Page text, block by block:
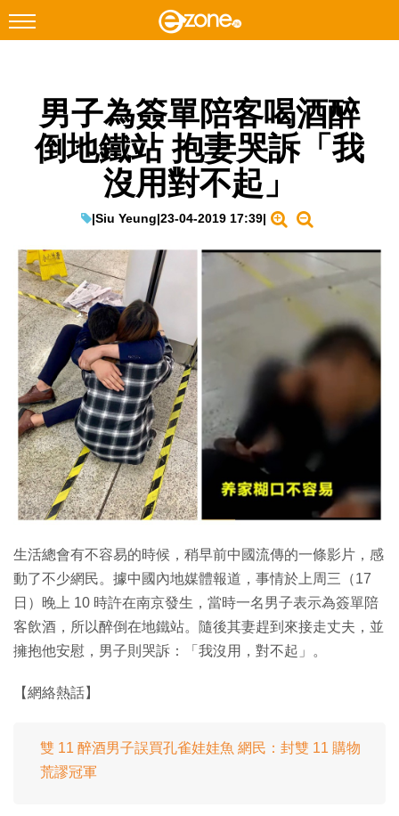
Facebook Instagram
科技焦點
教學評測
EduTech
IT Times
生成式AI與雲端應用
Enterprise Digital Transformation
特集
男子為簽單陪客喝酒醉
倒地鐵站 抱妻哭訴「我
沒用對不起」
|Siu Yeung|23-04-2019 17:39|
生活總會有不容易的時候，稍早前中國流傳的一條影片，感
動了不少網民。據中國內地媒體報道，事情於上周三（17
日）晚上 10 時許在南京發生，當時一名男子表示為簽單陪
客飲酒，所以醉倒在地鐵站。隨後其妻趕到來接走丈夫，並
擁抱他安慰，男子則哭訴：「我沒用，對不起」。
【網絡熱話】
雙 11 醉酒男子誤買孔雀娃娃魚 網民：封雙 11 購物
荒謬冠軍